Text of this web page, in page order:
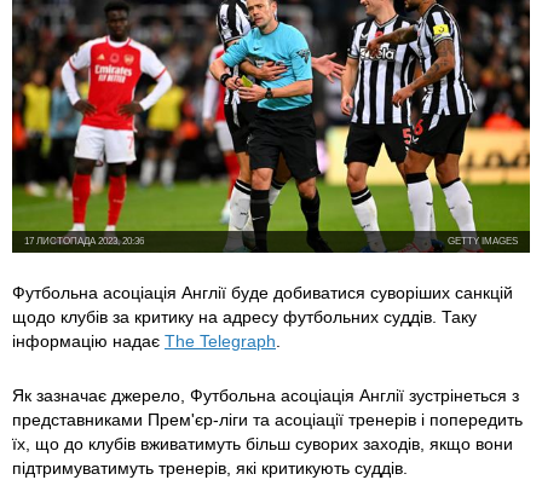
GETTY IMAGES
17 ЛИСТОПАДА 2023, 20:36
Футбольна асоціація Англії буде добиватися суворіших санкцій
щодо клубів за критику на адресу футбольних суддів. Таку
інформацію надає The Telegraph.
Як зазначає джерело, Футбольна асоціація Англії зустрінеться з
представниками Прем'єр-ліги та асоціації тренерів і попередить
їх, що до клубів вживатимуть більш суворих заходів, якщо вони
підтримуватимуть тренерів, які критикують суддів.